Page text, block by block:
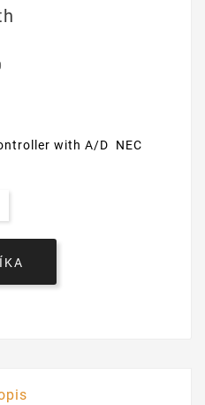
with A/D NEC